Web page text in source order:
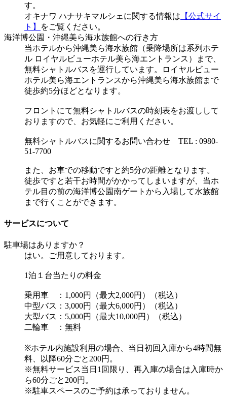
す。
オキナワ ハナサキマルシェに関する情報は 【公式サイ
ト】
をご覧ください。
海洋博公園・沖縄美ら海水族館への行き方
当ホテルから沖縄美ら海水族館（乗降場所は系列ホテ
ル ロイヤルビューホテル美ら海エントランス）まで、
無料シャトルバスを運行しています。ロイヤルビュー
ホテル美ら海エントランスから沖縄美ら海水族館まで
徒歩約5分ほどとなります。
フロントにて無料シャトルバスの時刻表をお渡しして
おりますので、お気軽にご利用ください。
無料シャトルバスに関するお問い合わせ TEL : 0980-
51-7700
また、お車での移動ですと約5分の距離となります。
徒歩ですと若干お時間がかかってしまいますが、当ホ
テル目の前の海洋博公園南ゲートから入場して水族館
まで行くことができます。
サービスについて
駐車場はありますか？
はい。ご用意しております。
1泊１台当たりの料金
乗用車 ：1,000円（最大2,000円）（税込）
中型バス：3,000円（最大6,000円）（税込）
大型バス：5,000円（最大10,000円）（税込）
二輪車 ：無料
※ホテル内施設利用の場合、当日初回入庫から4時間無
料、以降60分ごと200円。
※無料サービス当日1回限り、再入庫の場合は入庫時か
ら60分ごと200円。
※駐車スペースのご予約は承っておりません。